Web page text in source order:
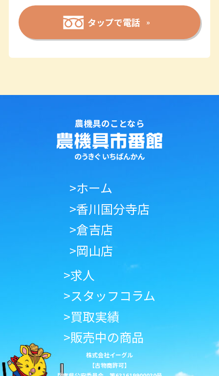
タップで電話
農機具のことなら
>ホーム
>香川国分寺店
>倉吉店
>岡山店
>求人
>スタッフコラム
>買取実績
>販売中の商品
株式会社イーグル
【古物商許可】